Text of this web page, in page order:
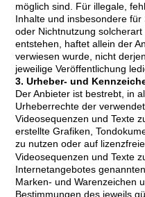
möglich sind. Für illegale,
Inhalte und insbesondere
oder Nichtnutzung
entstehen, haftet allein der
verwiesen wurde, nicht
jeweilige Veröffentlichung
3. Urheber- und
Der Anbieter ist bestrebt, in
Urheberrechte der
Videosequenzen und Texte
erstellte Grafiken,
zu nutzen oder auf
Videosequenzen und Texte
Internetangebotes
Marken- und Warenzeichen
Bestimmungen des jeweils